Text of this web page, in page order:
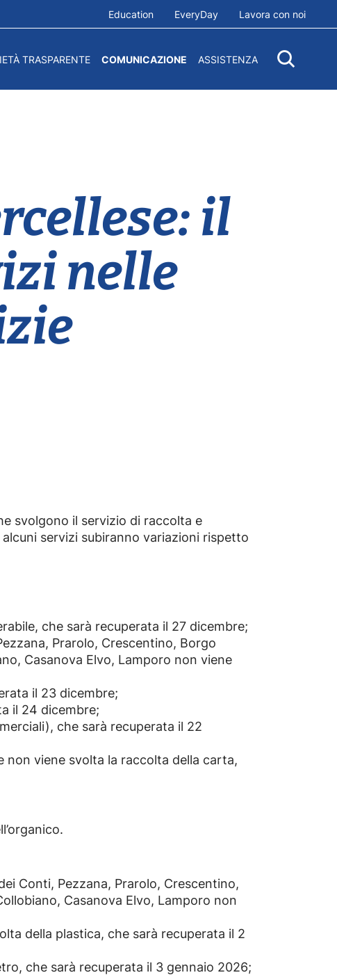
Education EveryDay Lavora con noi
TRASPARENTE COMUNICAZIONE ASSISTENZA
il
nelle
svolgono il servizio di raccolta e
servizi subiranno variazioni rispetto
che sarà recuperata il 27 dicembre;
Prarolo, Crescentino, Borgo
Casanova Elvo, Lamporo non viene
il 23 dicembre;
il 24 dicembre;
che sarà recuperata il 22
non viene svolta la raccolta della carta,
Conti, Pezzana, Prarolo, Crescentino,
Casanova Elvo, Lamporo non
della plastica, che sarà recuperata il 2
che sarà recuperata il 3 gennaio 2026;